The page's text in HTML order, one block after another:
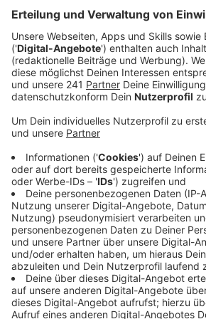
Veröffentlicht: Sonntag, 01.02.2026
Anzeige
Auszug aus der neuen Folge